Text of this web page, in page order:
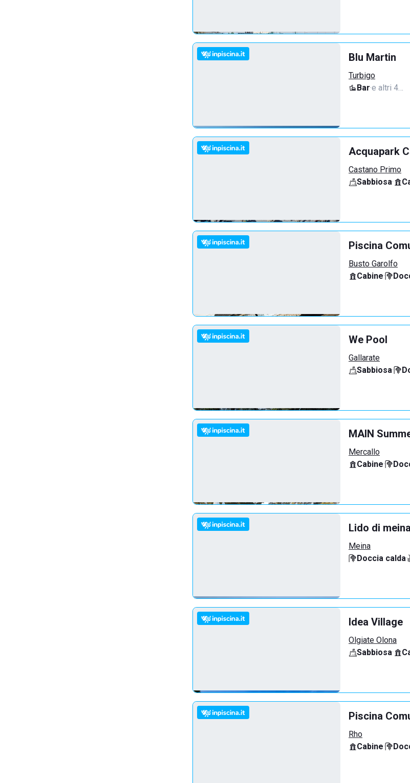
Blu Martin
Turbigo
Bar·e altri 4…
Acquapark
Castano Primo
Sabbiosa·
Piscina
Busto Garolfo
Cabine·
We Pool
Gallarate
Sabbiosa·
MAIN
Mercallo
Cabine·
Lido di meina
Meina
Doccia calda·
Idea Village
Olgiate Olona
Sabbiosa·
Piscina
Rho
Cabine·